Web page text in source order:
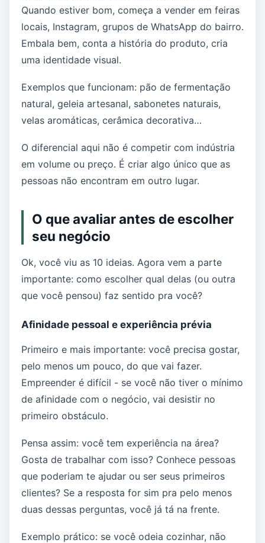
Quando estiver bom, começa a vender em feiras
locais, Instagram, grupos de WhatsApp do bairro.
Embala bem, conta a história do produto, cria
uma identidade visual.
Exemplos que funcionam: pão de fermentação
natural, geleia artesanal, sabonetes naturais,
velas aromáticas, cerâmica decorativa…
O diferencial aqui não é competir com indústria
em volume ou preço. É criar algo único que as
pessoas não encontram em outro lugar.
O que avaliar antes de escolher
seu negócio
Ok, você viu as 10 ideias. Agora vem a parte
importante: como escolher qual delas (ou outra
que você pensou) faz sentido pra você?
Afinidade pessoal e experiência prévia
Primeiro e mais importante: você precisa gostar,
pelo menos um pouco, do que vai fazer.
Empreender é difícil - se você não tiver o mínimo
de afinidade com o negócio, vai desistir no
primeiro obstáculo.
Pensa assim: você tem experiência na área?
Gosta de trabalhar com isso? Conhece pessoas
que poderiam te ajudar ou ser seus primeiros
clientes? Se a resposta for sim pra pelo menos
duas dessas perguntas, você já tá na frente.
Exemplo prático: se você odeia cozinhar, não